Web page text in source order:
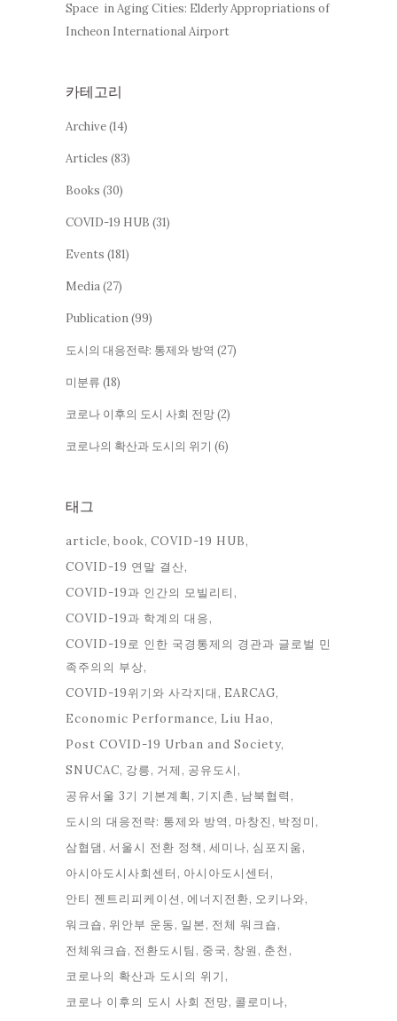
Space in Aging Cities: Elderly Appropriations of
Incheon International Airport
카테고리
Archive(14)
Articles (83)
Books (30)
COVID-19 HUB (31)
Events (181)
Media(27)
Publication(99)
도시의 대응전략: 통제와 방역 (27)
미분류 (18)
코로나 이후의 도시 사회 전망(2)
코로나의 확산과 도시의 위기 (6)
태그
article book COVID-19 HUB
COVID-19 연말 결산
COVID-19과 인간의 모빌리티
COVID-19과 학계의 대응
COVID-19로 인한 국경통제의 경관과 글로벌 민
족주의의 부상
COVID-19위기와 사각지대
EARCAG
Economic Performance Liu Hao
Post COVID-19 Urban and Society
SNUCAC 강릉 거제
공유도시
공유서울 3기 기본계획
기지촌 남북협력
도시의 대응전략: 통제와 방역
마창진
박정미
삼협댐
서울시 전환 정책 세미나 심포지움
아시아도시사회센터
아시아도시센터
안티 젠트리피케이션 에너지전환 오키나와
워크숍 위안부 운동 일본 전체 워크숍
전체워크숍 전환도시팀 중국 창원
춘천
코로나의 확산과 도시의 위기
코로나 이후의 도시 사회 전망 콜로미나